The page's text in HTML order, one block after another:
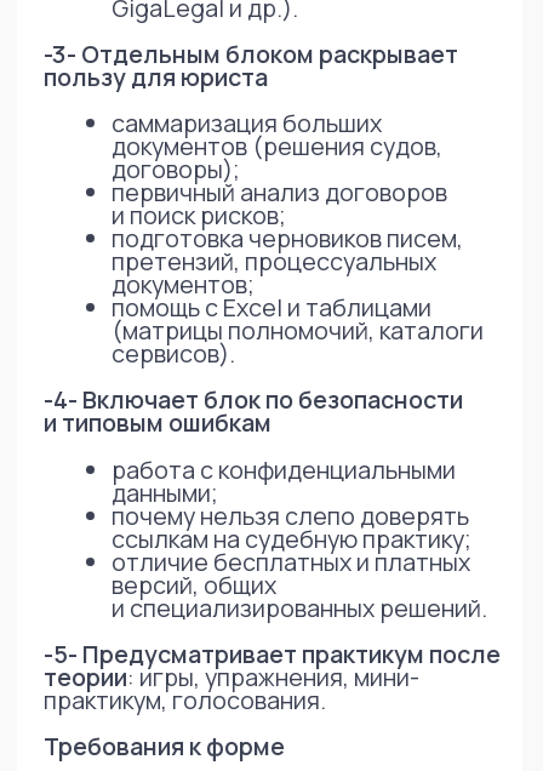
Вместо долгой методической
→ готовый каркас программы, который
затем адаптировали под реальные
процессы компании.
На практике такой подход может
разработки программ обучения
юристов новым инструментам
(ИИ, ITSM, договорные
конструкторы);
подготовки структурированных
учебных планов, чек‑листов,
внешних тренеров;
тиражирования успешного опыта
использования ИИ через
промптов»;
Где еще применим этот подход